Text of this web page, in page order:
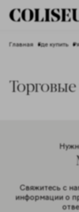
Главная Где купить
Свяжитесь с
информации о